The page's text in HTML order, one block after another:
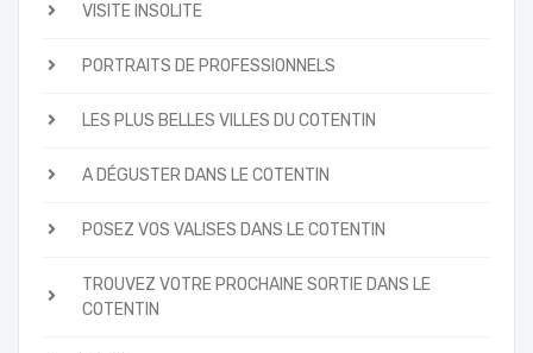
VISITE INSOLITE
PORTRAITS DE PROFESSIONNELS
LES PLUS BELLES VILLES DU COTENTIN
A DÉGUSTER DANS LE COTENTIN
POSEZ VOS VALISES DANS LE COTENTIN
TROUVEZ VOTRE PROCHAINE SORTIE DANS LE
COTENTIN